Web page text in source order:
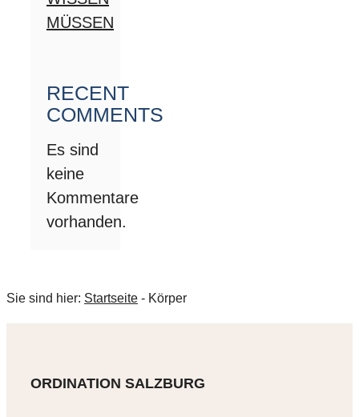
MÜSSEN
RECENT
COMMENTS
Es sind
keine
Kommentare
vorhanden.
Sie sind hier: Startseite - Körper
ORDINATION SALZBURG